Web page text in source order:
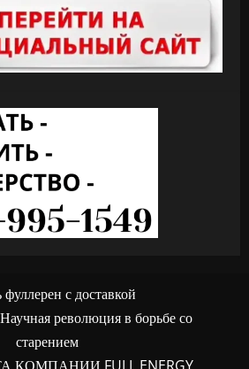
с доставкой
революция в борьбе со
старением